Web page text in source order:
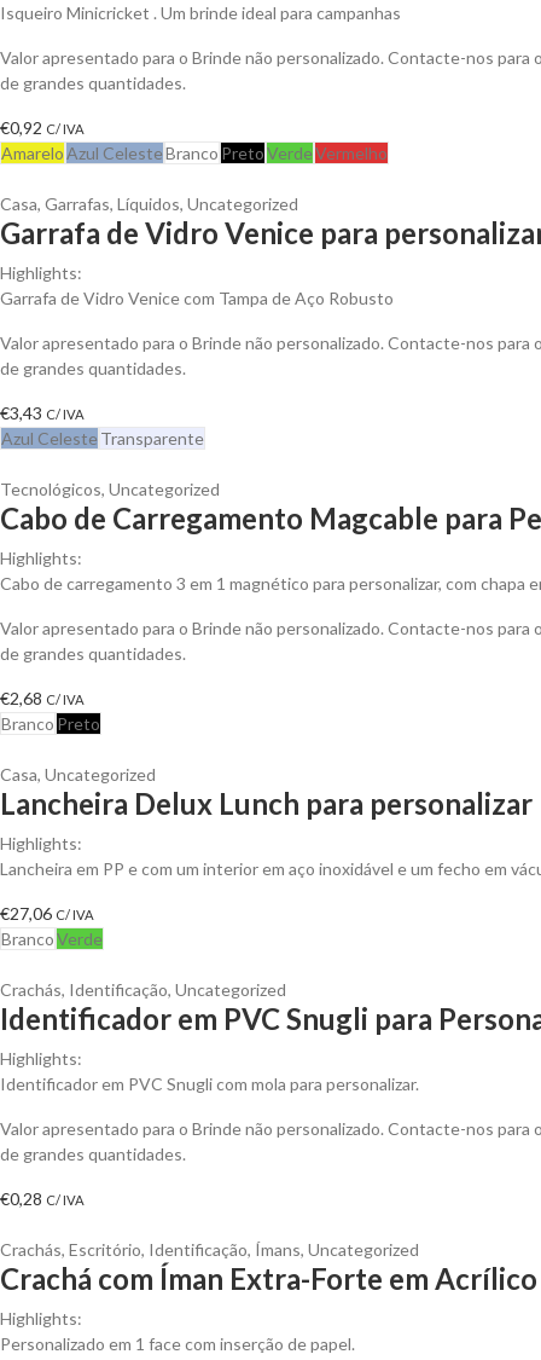
Isqueiro Minicricket . Um brinde ideal para campanhas
Valor apresentado para o Brinde não personalizado. Contacte-nos
de grandes quantidades.
€0,92 C/ IVA
AmareloAzul CelesteBranco PretoVerdeVermelho
Casa, Garrafas, Líquidos, Uncategorized
Garrafa de Vidro Venice para
Highlights:
Garrafa de Vidro Venice com Tampa de Aço Robusto
Valor apresentado para o Brinde não personalizado. Contacte-nos
de grandes quantidades.
€3,43 C/ IVA
Azul Celeste Transparente
Tecnológicos, Uncategorized
Cabo de Carregamento Magcable para
Highlights:
Cabo de carregamento 3 em 1 magnético para personalizar, com chapa
Valor apresentado para o Brinde não personalizado. Contacte-nos
de grandes quantidades.
€2,68 C/ IVA
Branco Preto
Casa, Uncategorized
Lancheira Delux Lunch para personalizar
Highlights:
Lancheira em PP e com um interior em aço inoxidável e um fecho em
€27,06 C/ IVA
BrancoVerde
Crachás, Identificação, Uncategorized
Identificador em PVC Snugli para
Highlights:
Identificador em PVC Snugli com mola para personalizar.
Valor apresentado para o Brinde não personalizado. Contacte-nos
de grandes quantidades.
€0,28 C/ IVA
Crachás, Escritório, Identificação, Ímans, Uncategorized
Crachá com Íman Extra-Forte em
Highlights:
Personalizado em 1 face com inserção de papel.